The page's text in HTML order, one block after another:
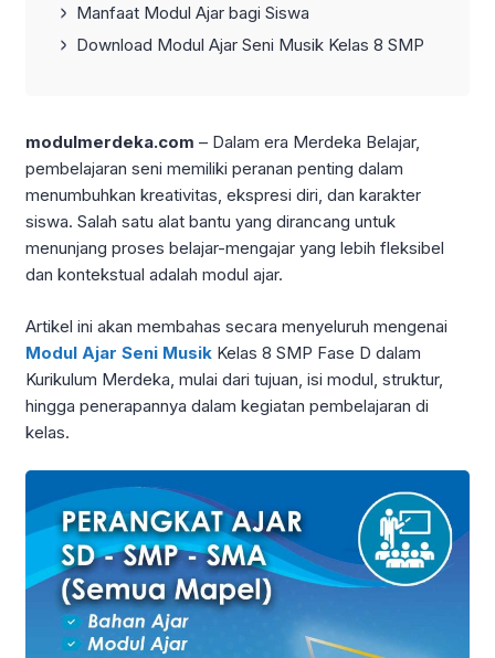
Manfaat Modul Ajar bagi Siswa
Download Modul Ajar Seni Musik Kelas 8 SMP
modulmerdeka.com – Dalam era Merdeka Belajar,
pembelajaran seni memiliki peranan penting dalam
menumbuhkan kreativitas, ekspresi diri, dan karakter
siswa. Salah satu alat bantu yang dirancang untuk
menunjang proses belajar-mengajar yang lebih fleksibel
dan kontekstual adalah modul ajar.
Artikel ini akan membahas secara menyeluruh mengenai
Modul Ajar Seni Musik Kelas 8 SMP Fase D dalam
Kurikulum Merdeka, mulai dari tujuan, isi modul, struktur,
hingga penerapannya dalam kegiatan pembelajaran di
kelas.